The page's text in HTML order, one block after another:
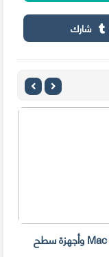
شارك
مرشحات Snap Camera لن تعمل على أجهزة Mac وأجهزة سطح